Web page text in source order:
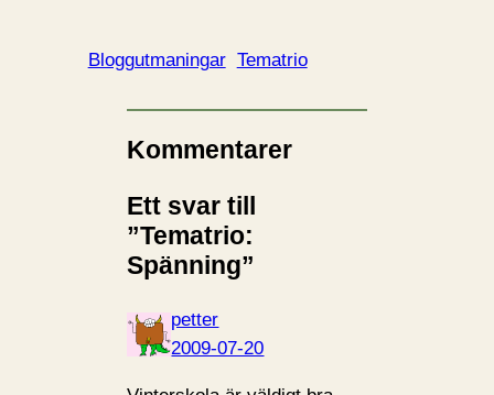
Bloggutmaningar Tematrio
Kommentarer
Ett svar till
”Tematrio:
Spänning”
petter
2009-07-20